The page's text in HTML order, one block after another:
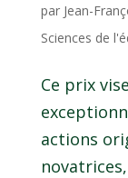
par Jean-
Sciences de
Ce prix
actions